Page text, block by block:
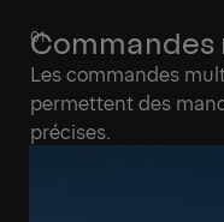
Les commandes
permettent des
précises.